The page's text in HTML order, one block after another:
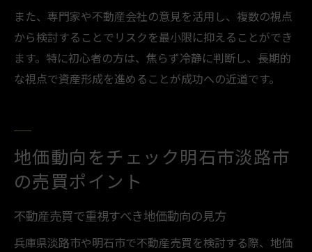
また、専門家や不動産会社の意見を活用し、複数の視点
から検討することでリスクを最小限に抑えることができ
ます。特に初心者の方は、焦らず冷静に判断し、長期的
な視点で資産形成を進めることが成功への近道です。
地価動向をチェック明石市淡路市
の売買ポイント
不動産売買で重視すべき地価動向の見方
兵庫県淡路市や明石市で不動産売買を検討する際、地価